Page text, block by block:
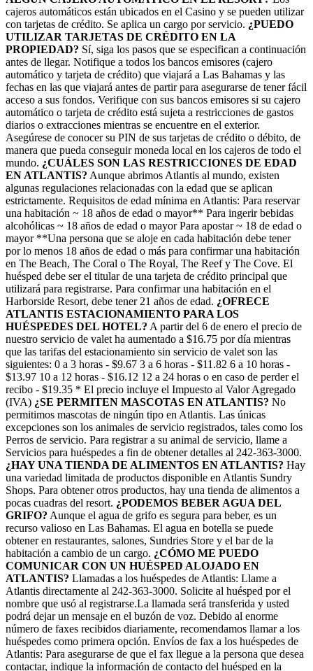
cajeros automáticos están ubicados en el Casino y se pueden utilizar
con tarjetas de crédito. Se aplica un cargo por servicio. ¿PUEDO
UTILIZAR TARJETAS DE CRÉDITO EN LA
PROPIEDAD? Sí, siga los pasos que se especifican a continuación
antes de llegar. Notifique a todos los bancos emisores (cajero
automático y tarjeta de crédito) que viajará a Las Bahamas y las
fechas en las que viajará antes de partir para asegurarse de tener fácil
acceso a sus fondos. Verifique con sus bancos emisores si su cajero
automático o tarjeta de crédito está sujeta a restricciones de gastos
diarios o extracciones mientras se encuentre en el exterior.
Asegúrese de conocer su PIN de sus tarjetas de crédito o débito, de
manera que pueda conseguir moneda local en los cajeros de todo el
mundo. ¿CUÁLES SON LAS RESTRICCIONES DE EDAD
EN ATLANTIS? Aunque abrimos Atlantis al mundo, existen
algunas regulaciones relacionadas con la edad que se aplican
estrictamente. Requisitos de edad mínima en Atlantis: Para reservar
una habitación ~ 18 años de edad o mayor** Para ingerir bebidas
alcohólicas ~ 18 años de edad o mayor Para apostar ~ 18 de edad o
mayor **Una persona que se aloje en cada habitación debe tener
por lo menos 18 años de edad o más para confirmar una habitación
en The Beach, The Coral o The Royal, The Reef y The Cove. El
huésped debe ser el titular de una tarjeta de crédito principal que
utilizará para registrarse. Para confirmar una habitación en el
Harborside Resort, debe tener 21 años de edad. ¿OFRECE
ATLANTIS ESTACIONAMIENTO PARA LOS
HUÉSPEDES DEL HOTEL? A partir del 6 de enero el precio de
nuestro servicio de valet ha aumentado a $16.75 por día mientras
que las tarifas del estacionamiento sin servicio de valet son las
siguientes: 0 a 3 horas - $9.67 3 a 6 horas - $11.82 6 a 10 horas -
$13.97 10 a 12 horas - $16.12 12 a 24 horas o en caso de perder el
recibo - $19.35 * El precio incluye el Impuesto al Valor Agregado
(IVA) ¿SE PERMITEN MASCOTAS EN ATLANTIS? No
permitimos mascotas de ningún tipo en Atlantis. Las únicas
excepciones son los animales de servicio registrados, tales como los
Perros de servicio. Para registrar a su animal de servicio, llame a
Servicios para huéspedes a fin de obtener detalles al 242-363-3000.
¿HAY UNA TIENDA DE ALIMENTOS EN ATLANTIS? Hay
una variedad limitada de productos disponible en Atlantis Sundry
Shops. Para obtener otros productos, hay una tienda de alimentos a
pocas cuadras del resort. ¿PODEMOS BEBER AGUA DEL
GRIFO? Aunque el agua de grifo es segura para beber, es un
recurso valioso en Las Bahamas. El agua en botella se puede
obtener en restaurantes, salones, Sundries Store y el bar de la
habitación a cambio de un cargo. ¿CÓMO ME PUEDO
COMUNICAR CON UN HUÉSPED ALOJADO EN
ATLANTIS? Llamadas a los huéspedes de Atlantis: Llame a
Atlantis directamente al 242-363-3000. Solicite al huésped por el
nombre que usó al registrarse.La llamada será transferida y usted
podrá dejar un mensaje en el buzón de voz. Debido al enorme
número de faxes recibidos diariamente, recomendamos llamar a los
huéspedes como primera opción. Envíos de fax a los huéspedes de
Atlantis: Para asegurarse de que el fax llegue a la persona que desea
contactar, indique la información de contacto del huésped en la